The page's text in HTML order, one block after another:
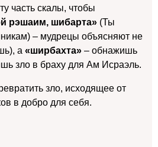
часть скалы, чтобы
рэшаим, шибарта» (Ты
– мудрецы объясняют не
а «ширбахта» – обнажишь
зло в браху для Ам Исраэль.
зло, исходящее от
в добро для себя.